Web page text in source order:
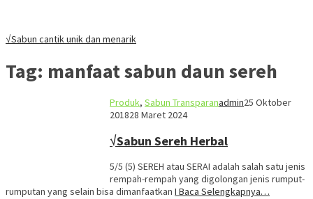
√Sabun cantik unik dan menarik
Tag: manfaat sabun daun sereh
Produk, Sabun Transparanadmin25 Oktober
201828 Maret 2024
√Sabun Sereh Herbal
5/5 (5) SEREH atau SERAI adalah salah satu jenis
rempah-rempah yang digolongan jenis rumput-
rumputan yang selain bisa dimanfaatkan I Baca Selengkapnya…